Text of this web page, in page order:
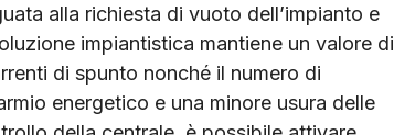
alla richiesta di vuoto dell’impianto e
impiantistica mantiene un valore di
di spunto nonché il numero di
energetico e una minore usura delle